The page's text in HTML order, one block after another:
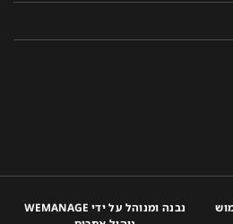
נבנה ומנוהל על ידי WEMANAGE